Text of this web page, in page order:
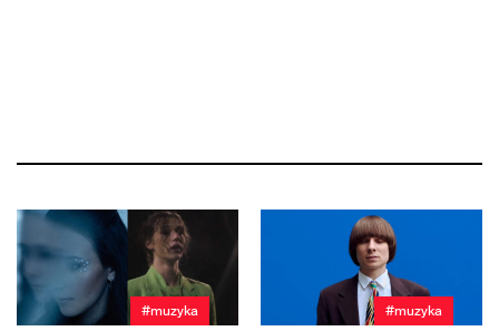
#muzyka #muzyka